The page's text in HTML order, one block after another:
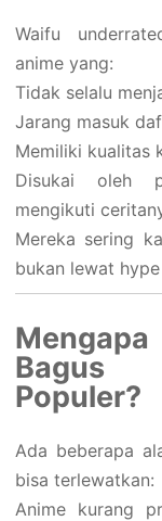
Waifu
anime yang:
Tidak selalu
Jarang masuk
Memiliki kualitas
Disukai oleh
mengikuti
Mereka sering
bukan lewat
Bagus
Populer?
Ada beberapa
bisa terlewatkan:
Anime kurang